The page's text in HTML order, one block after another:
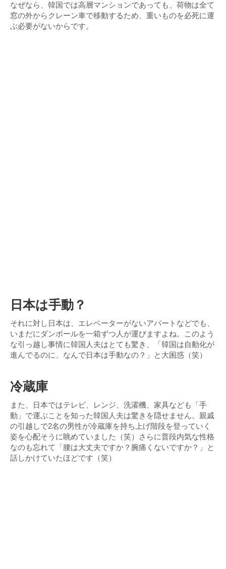
なぜなら、韓国では高層マンションであっても、荷物は全て
窓の外からクレーン車で移動するため、重いものを必死に運
ぶ必要がないからです。
日本は手動？
それに対し日本は、エレベーターがないアパートなどでも、
いまだにダンボールを一箱ずつ人が運びますよね。このよう
な引っ越し事情に韓国人夫はとても驚き、「韓国は自動化が
進んでるのに、なんで日本は手動なの？」と大困惑（笑）
冷蔵庫
また、日本ではテレビ、レンジ、洗濯機、家具なども「手
動」で運ぶことを知った韓国人夫は驚きを隠せません。親戚
の引越しで2名の男性が冷蔵庫を持ち上げ階段を登っていく
姿を心配そうに眺めていました（笑）さらに普段内気な性格
なのも忘れて「腰は大丈夫ですか？腕痛くないですか？」と
話しかけていたほどです（笑）